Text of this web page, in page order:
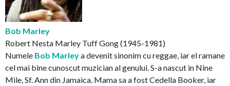
Bob Marley
Robert Nesta Marley Tuff Gong (1945-1981)
Numele Bob Marleya devenit sinonim cu reggae, iar el ramane
cel mai bine cunoscut muzician al genului. S-a nascut in Nine
Mile, Sf. Ann din Jamaica. Mama sa a fost Cedella Booker, iar